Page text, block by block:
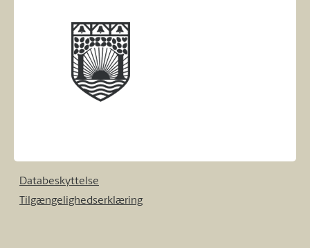
Databeskyttelse
Tilgængelighedserklæring